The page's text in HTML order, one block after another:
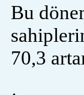
Bu
70,3